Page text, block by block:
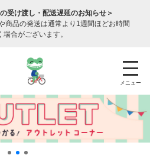
受け渡し・配送遅延のお知らせ＞
商品の発送は通常より1週間ほどお時間
場合がございます。
メニュー